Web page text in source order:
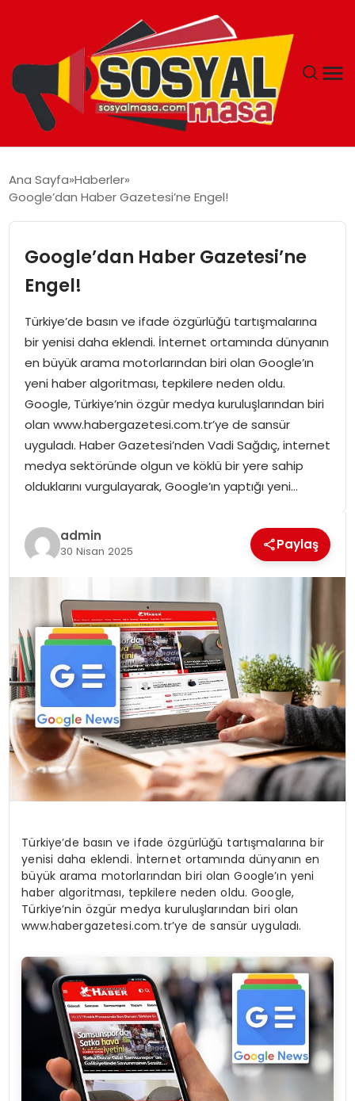
EKONOMI
GÜNCEL
TEKNOLOJI
EĞITIM
GÜNDEM
MAGAZIN
Ana Sayfa Haberler
Google’dan Haber Gazetesi’ne Engel!
Google’dan Haber Gazetesi’ne
Engel!
Türkiye’de basın ve ifade özgürlüğü tartışmalarına
bir yenisi daha eklendi. İnternet ortamında dünyanın
en büyük arama motorlarından biri olan Google’ın
yeni haber algoritması, tepkilere neden oldu.
Google, Türkiye’nin özgür medya kuruluşlarından biri
olan www.habergazetesi.com.tr’ye de sansür
uyguladı. Haber Gazetesi’nden Vadi Sağdıç, internet
medya sektöründe olgun ve köklü bir yere sahip
olduklarını vurgulayarak, Google’ın yaptığı yeni…
admin
30 Nisan 2025 Paylaş
Türkiye’de basın ve ifade özgürlüğü tartışmalarına bir
yenisi daha eklendi. İnternet ortamında dünyanın en
büyük arama motorlarından biri olan Google’ın yeni
haber algoritması, tepkilere neden oldu. Google,
Türkiye’nin özgür medya kuruluşlarından biri olan
www.habergazetesi.com.tr’ye de sansür uyguladı.